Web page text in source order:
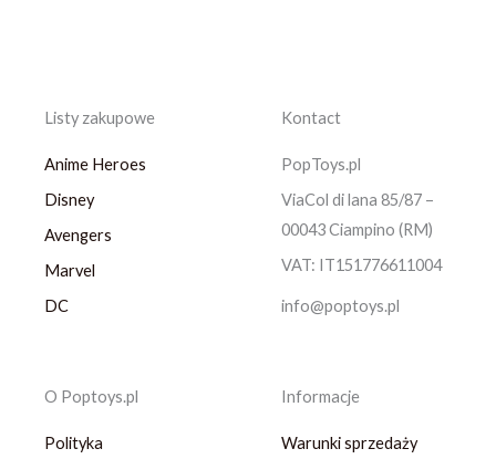
Listy zakupowe
Anime Heroes
Disney
Avengers
Marvel
DC
Kontact
PopToys.pl
ViaCol di lana 85/87 –
00043 Ciampino (RM)
VAT: IT151776611004
info@poptoys.pl
O Poptoys.pl
Polityka
Informacje
Warunki sprzedaży